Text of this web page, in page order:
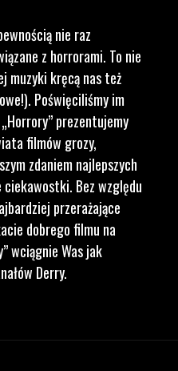
nie raz
z horrorami. To nie
muzyki kręcą nas też
Poświęciliśmy im
prezentujemy
filmów grozy,
zdaniem najlepszych
Bez względu
przerażające
dobrego filmu na
wciągnie Was jak
Derry.